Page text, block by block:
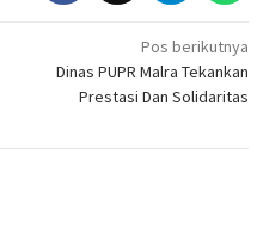
Pos berikutnya
Dinas PUPR Malra Tekankan
Prestasi Dan Solidaritas